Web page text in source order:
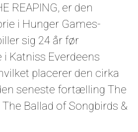
REAPING, er den
i Hunger Games-
sig 24 år før
i Katniss Everdeens
placerer den cirka
seneste fortælling The
Ballad of Songbirds &